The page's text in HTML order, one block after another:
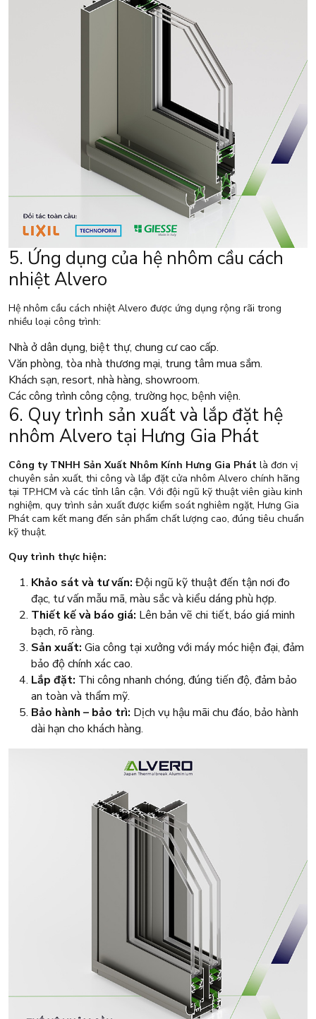
5. Ứng dụng của hệ nhôm cầu cách
nhiệt Alvero
Hệ nhôm cầu cách nhiệt Alvero được ứng dụng rộng rãi trong
nhiều loại công trình:
Nhà ở dân dụng, biệt thự, chung cư cao cấp.
Văn phòng, tòa nhà thương mại, trung tâm mua sắm.
Khách sạn, resort, nhà hàng, showroom.
Các công trình công cộng, trường học, bệnh viện.
6. Quy trình sản xuất và lắp đặt hệ
nhôm Alvero tại Hưng Gia Phát
Công ty TNHH Sản Xuất Nhôm Kính Hưng Gia Phát là đơn vị
chuyên sản xuất, thi công và lắp đặt cửa nhôm Alvero chính hãng
tại TP.HCM và các tỉnh lân cận. Với đội ngũ kỹ thuật viên giàu kinh
nghiệm, quy trình sản xuất được kiểm soát nghiêm ngặt, Hưng Gia
Phát cam kết mang đến sản phẩm chất lượng cao, đúng tiêu chuẩn
kỹ thuật.
Quy trình thực hiện:
Khảo sát và tư vấn: Đội ngũ kỹ thuật đến tận nơi đo
đạc, tư vấn mẫu mã, màu sắc và kiểu dáng phù hợp.
Thiết kế và báo giá: Lên bản vẽ chi tiết, báo giá minh
bạch, rõ ràng.
Sản xuất: Gia công tại xưởng với máy móc hiện đại, đảm
bảo độ chính xác cao.
Lắp đặt: Thi công nhanh chóng, đúng tiến độ, đảm bảo
an toàn và thẩm mỹ.
Bảo hành – bảo trì: Dịch vụ hậu mãi chu đáo, bảo hành
dài hạn cho khách hàng.